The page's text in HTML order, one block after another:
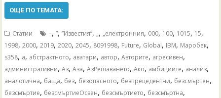
ОЩЕ ПО ТЕМАТА:
Статии –,”,”Известия”, „, „електронния, 000, 100, 1015, 15,
1998, 2000, 2019, 2020, 2045, 8091998, Future, Global, IBM, Mаробек,
s358, а, абстрактното, аватари, автор,Авторите, агресивен,
административни,Аз,Аза,АзРешаването,Ако, амбициите, анализ,
аналогична, баща, без, безопасното, безпрецедентни, безсмъртен,
безсмъртие, безсмъртиеОсвен, безсмъртието, безсмъртна,